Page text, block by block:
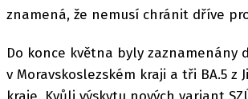
znamená, že nemusí chránit dříve
Do konce května byly zaznamenány
v Moravskoslezském kraji a tři BA.5 z